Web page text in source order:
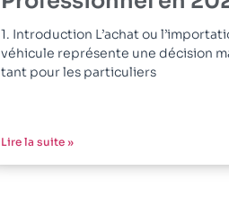
1. Introduction L’achat ou
véhicule représente une décision
tant pour les particuliers
Lire la suite »